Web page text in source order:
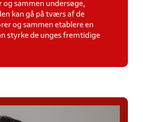
sammen undersøge,
kan gå på tværs af de
og sammen etablere en
styrke de unges fremtidige